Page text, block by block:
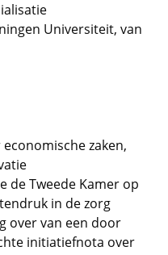
Universiteit, van
zaken,
de Tweede Kamer op
in de zorg
over van een door
initiatiefnota over